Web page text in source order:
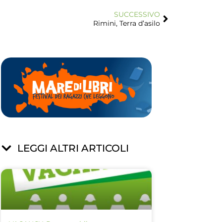
SUCCESSIVO
Rimini, Terra d’asilo
LEGGI ALTRI ARTICOLI